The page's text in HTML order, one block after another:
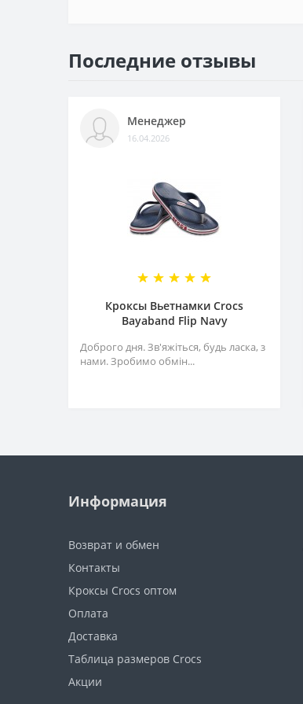
Последние отзывы
Менеджер
16.04.2026
Кроксы Вьетнамки Crocs
Bayaband Flip Navy
Доброго дня. Зв'яжіться, будь ласка, з
нами. Зробимо обмін...
Информация
Возврат и обмен
Контакты
Кроксы Crocs оптом
Оплата
Доставка
Таблица размеров Crocs
Акции